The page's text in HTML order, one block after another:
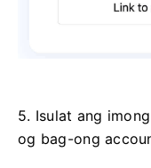
5. Isulat ang
og bag-ong